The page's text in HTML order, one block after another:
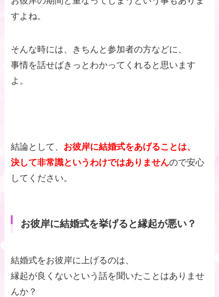
すよね。
そんな時には、きちんと参加者の方などに、
事情を話せばきっとわかってくれると思います
よ。
結論として、 お彼岸に結婚式をあげることは、
決して非常識というわけではありませんので安心
してください。
お彼岸に結婚式を挙げると縁起が悪い？
結婚式をお彼岸に上げるのは、
縁起が良くないという話を聞いたことはありませ
んか？